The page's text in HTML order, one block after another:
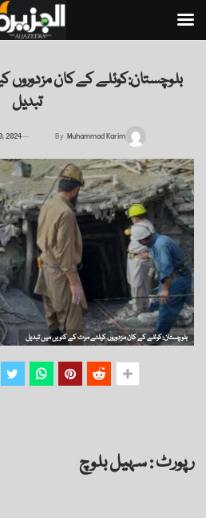
بلوچستان:کوئلے کے کان
تبدیل
By Muhammad Karim
2024
بلوچستان:کوئلے کے کان مزدوروں کیلئے موت کے کنویں میں تبدیل
رپورٹ : سہیل بلوچ